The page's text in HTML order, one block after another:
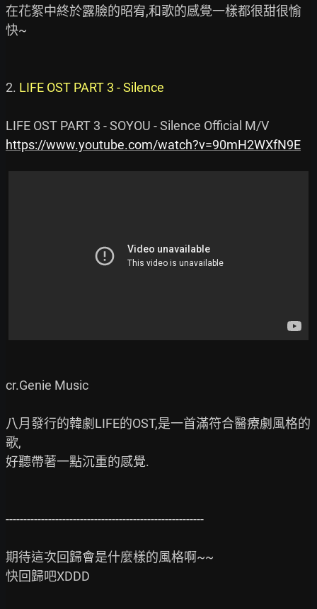
在花絮中終於露臉的昭宥,和歌的感覺一樣都很甜很愉
快~
2. LIFE OST PART 3 - Silence
https://www.youtube.com/watch?v=90mH2WXfN9E
cr.Genie Music
八月發行的韓劇LIFE的OST,是一首滿符合醫療劇風格的
歌,
好聽帶著一點沉重的感覺.
--------------------------------------------------------
期待這次回歸會是什麼樣的風格啊~~
快回歸吧XDDD